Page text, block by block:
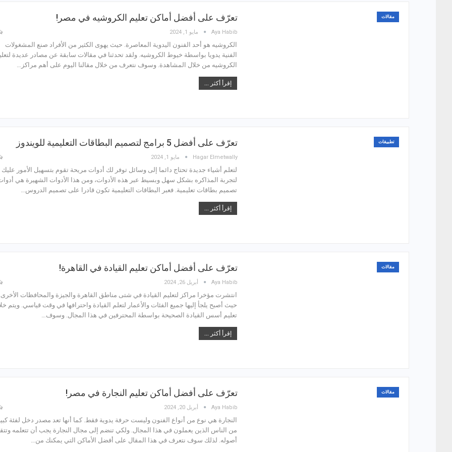
مقالات تعرّف على أفضل أماكن تعليم الكروشيه في مصر!
Aya Habib مايو 1, 2024
الكروشيه هو أحد الفنون اليدوية المعاصرة. حيث يهوى الكثير من الأفراد صنع المشغولات
الفنية يدويا بواسطة خيوط الكروشيه. ولقد تحدثنا في مقالات سابقة عن مصادر عديدة
الكروشيه من خلال المشاهدة. وسوف نتعرف من خلال مقالنا اليوم على أهم مراكز…
إقرأ أكثر ...
تطبيقات تعرّف على أفضل 5 برامج لتصميم البطاقات التعليمية للويندوز
Hagar Elmetwally مايو 1, 2024
لتعلم أشياء جديدة تحتاج دائما إلى وسائل توفر لك أدوات مريحة تقوم بتسهيل الأمور عليك
لتجربة المذاكره بشكل سهل وبسيط عبر هذه الأدوات، ومن هذا الأدوات الشهيرة هي
تصميم بطاقات تعليمية. فعبر البطاقات التعليمية تكون قادرا على تصميم الدروس…
إقرأ أكثر ...
مقالات تعرّف على أفضل أماكن تعليم القيادة في القاهرة!
Aya Habib أبريل 26, 2024
انتشرت مؤخرا مراكز لتعليم القيادة في شتى مناطق القاهرة والجيزة والمحافظات الأخرى.
حيث أصبح يلجأ إليها جميع الفئات والأعمار لتعلم القيادة واحترافها في وقت قياسي. ويتم
تعليم أسس القيادة الصحيحة بواسطة المحترفين في هذا المجال. وسوف…
إقرأ أكثر ...
مقالات تعرّف على أفضل أماكن تعليم النجارة في مصر!
Aya Habib أبريل 20, 2024
النجارة هي نوع من أنواع الفنون وليست حرفة يدوية فقط. كما أنها تعد مصدر دخل لفئة
من الناس الذين يعملون في هذا المجال. ولكي تنضم إلى مجال النجارة يجب أن تتعلمه
أصوله. لذلك سوف نتعرف في هذا المقال على أفضل الأماكن التي يمكنك من…